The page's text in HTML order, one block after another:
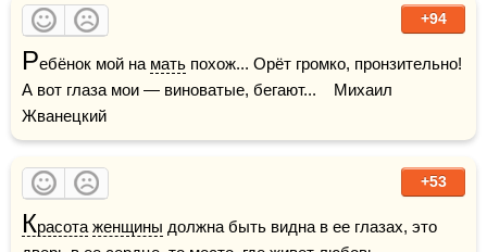
+94
Ребёнок мой на мать похож... Орёт громко, пронзительно!
А вот глаза мои — виноватые, бегают...    Михаил
Жванецкий
+53
Красота женщины должна быть видна в ее глазах, это